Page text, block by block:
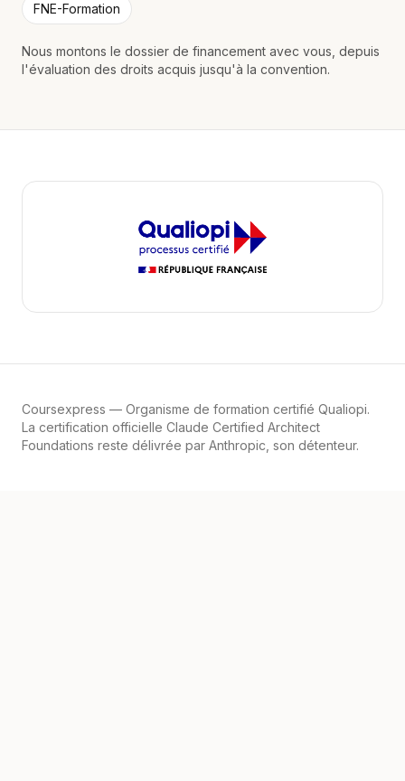
FNE-Formation
Nous montons le dossier de financement avec vous, depuis
l'évaluation des droits acquis jusqu'à la convention.
Coursexpress — Organisme de formation certifié Qualiopi.
La certification officielle Claude Certified Architect
Foundations reste délivrée par Anthropic, son détenteur.